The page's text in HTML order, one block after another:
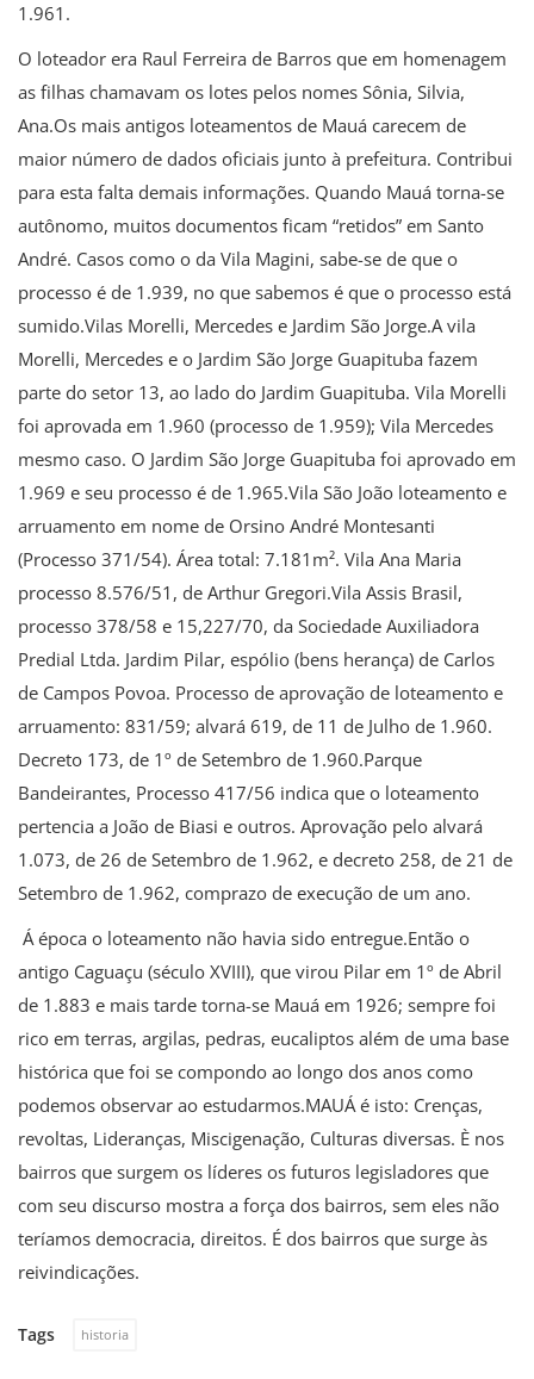
1.961.
O loteador era Raul Ferreira de Barros que em homenagem
as filhas chamavam os lotes pelos nomes Sônia, Silvia,
Ana.Os mais antigos loteamentos de Mauá carecem de
maior número de dados oficiais junto à prefeitura. Contribui
para esta falta demais informações. Quando Mauá torna-se
autônomo, muitos documentos ficam “retidos” em Santo
André. Casos como o da Vila Magini, sabe-se de que o
processo é de 1.939, no que sabemos é que o processo está
sumido.Vilas Morelli, Mercedes e Jardim São Jorge.A vila
Morelli, Mercedes e o Jardim São Jorge Guapituba fazem
parte do setor 13, ao lado do Jardim Guapituba. Vila Morelli
foi aprovada em 1.960 (processo de 1.959); Vila Mercedes
mesmo caso. O Jardim São Jorge Guapituba foi aprovado em
1.969 e seu processo é de 1.965.Vila São João loteamento e
arruamento em nome de Orsino André Montesanti
(Processo 371/54). Área total: 7.181m². Vila Ana Maria
processo 8.576/51, de Arthur Gregori.Vila Assis Brasil,
processo 378/58 e 15,227/70, da Sociedade Auxiliadora
Predial Ltda. Jardim Pilar, espólio (bens herança) de Carlos
de Campos Povoa. Processo de aprovação de loteamento e
arruamento: 831/59; alvará 619, de 11 de Julho de 1.960.
Decreto 173, de 1º de Setembro de 1.960.Parque
Bandeirantes, Processo 417/56 indica que o loteamento
pertencia a João de Biasi e outros. Aprovação pelo alvará
1.073, de 26 de Setembro de 1.962, e decreto 258, de 21 de
Setembro de 1.962, comprazo de execução de um ano.
Á época o loteamento não havia sido entregue.Então o
antigo Caguaçu (século XVIII), que virou Pilar em 1º de Abril
de 1.883 e mais tarde torna-se Mauá em 1926; sempre foi
rico em terras, argilas, pedras, eucaliptos além de uma base
histórica que foi se compondo ao longo dos anos como
podemos observar ao estudarmos.MAUÁ é isto: Crenças,
revoltas, Lideranças, Miscigenação, Culturas diversas. È nos
bairros que surgem os líderes os futuros legisladores que
com seu discurso mostra a força dos bairros, sem eles não
teríamos democracia, direitos. É dos bairros que surge às
reivindicações.
Tags historia